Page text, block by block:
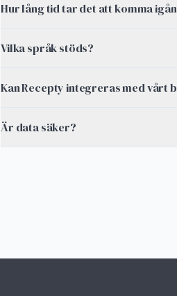
Hur lång tid tar det att komma
Vilka språk stöds?
Kan Recepty integreras med vårt
Är data säker?